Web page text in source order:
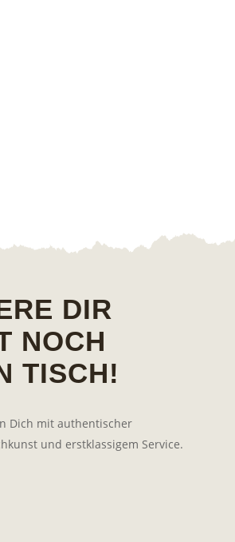
DIR
NOCH
TISCH!
Dich mit authentischer
und erstklassigem Service.